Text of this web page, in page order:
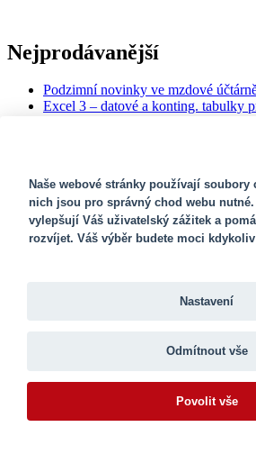
Nejprodávanější
Podzimní novinky ve mzdové
Excel 3 – datové a konting. tabulky
Newsletter
Obchodní podmínky
Naše webové stránky používají soubory
nich jsou pro správný chod webu
vylepšují Váš uživatelský zážitek a
rozvíjet. Váš výběr budete moci
Nastavení
Odmítnout vše
Povolit vše